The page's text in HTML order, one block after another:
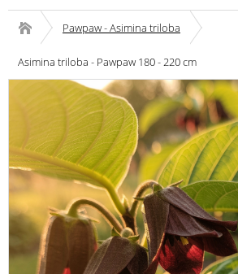
Pawpaw - Asimina triloba
Asimina triloba - Pawpaw 180 - 220 cm